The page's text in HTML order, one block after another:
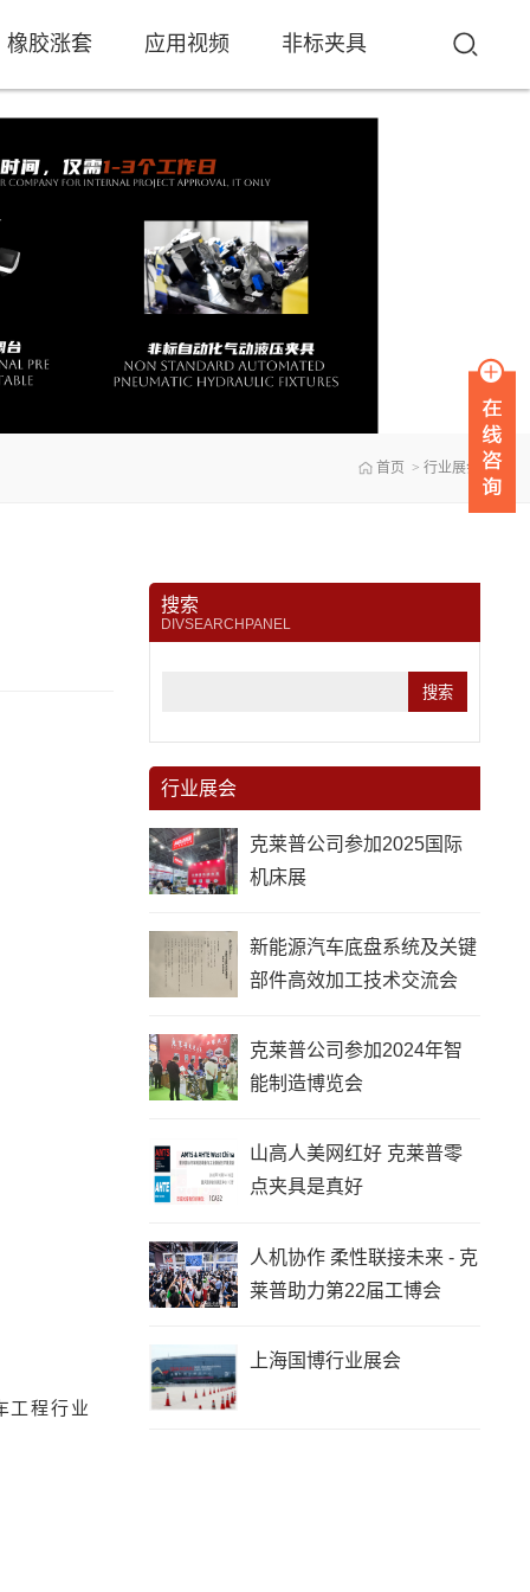
橡胶涨套 应用视频 非标夹具
首页 > 行业展会
搜索
DIVSEARCHPANEL
行业展会
克莱普公司参加2025国际
机床展
新能源汽车底盘系统及关键
部件高效加工技术交流会
克莱普公司参加2024年智
能制造博览会
山高人美网红好 克莱普零
点夹具是真好
人机协作 柔性联接未来 - 克
莱普助力第22届工博会
上海国博行业展会
工程行业